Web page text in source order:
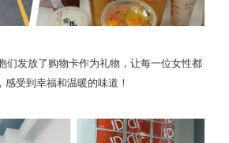
受到幸福和温暖的味道！